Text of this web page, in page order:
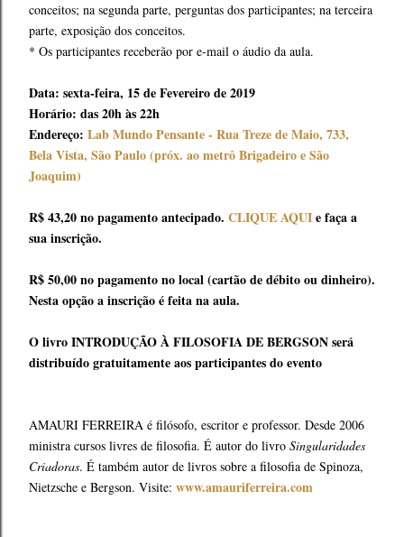
conceitos; na segunda parte, perguntas dos participantes; na terceira
parte, exposição dos conceitos.
* Os participantes receberão por e-mail o áudio da aula.
Data: sexta-feira, 15 de Fevereiro de 2019
Horário: das 20h às 22h
Endereço: Lab Mundo Pensante - Rua Treze de Maio, 733,
Bela Vista, São Paulo (próx. ao metrô Brigadeiro e São
Joaquim)
R$ 43,20 no pagamento antecipado. CLIQUE AQUIe faça a
sua inscrição.
R$ 50,00 no pagamento no local (cartão de débito ou dinheiro).
Nesta opção a inscrição é feita na aula.
O livro INTRODUÇÃO À FILOSOFIA DE BERGSON será
distribuído gratuitamente aos participantes do evento
AMAURI FERREIRA é filósofo, escritor e professor. Desde 2006
ministra cursos livres de filosofia. É autor do livro Singularidades
Criadoras. É também autor de livros sobre a filosofia de Spinoza,
Nietzsche e Bergson. Visite: www.amauriferreira.com